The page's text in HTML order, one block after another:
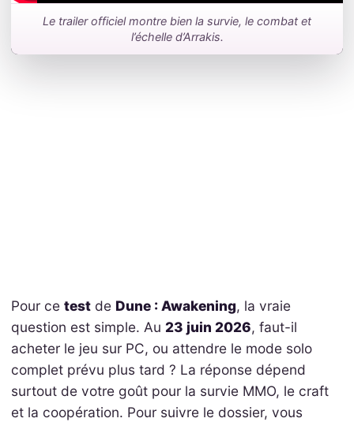
Le trailer officiel montre bien la survie, le combat et
l’échelle d’Arrakis.
Pour ce testde Dune : Awakening, la vraie
question est simple. Au 23 juin 2026, faut-il
acheter le jeu sur PC, ou attendre le mode solo
complet prévu plus tard ? La réponse dépend
surtout de votre goût pour la survie MMO, le craft
et la coopération. Pour suivre le dossier, vous